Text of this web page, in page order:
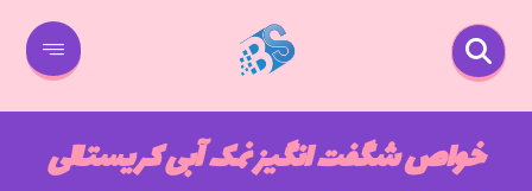
خواص شگفت انگیز نمک آبی کریستالی